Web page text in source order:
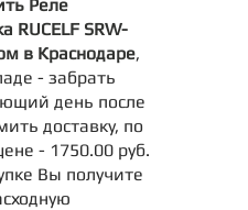
Реле
RUCELF SRW-
в Краснодаре,
- забрать
день после
доставку, по
- 1750.00 руб.
Вы получите